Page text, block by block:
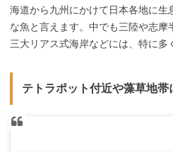
海道から九州にかけて日本各地に生
な魚と言えます。中でも三陸や志
三大リアス式海岸などには、特に多
テトラポット付近や藻草地帯